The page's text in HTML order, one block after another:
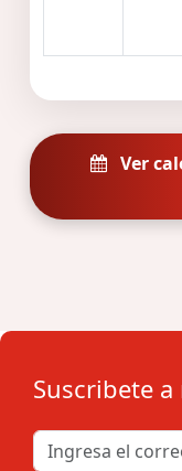
Ver
Suscribete